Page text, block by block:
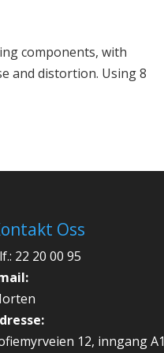
components, with
and distortion. Using 8
Oss
22 20 00 95
12, inngang A1